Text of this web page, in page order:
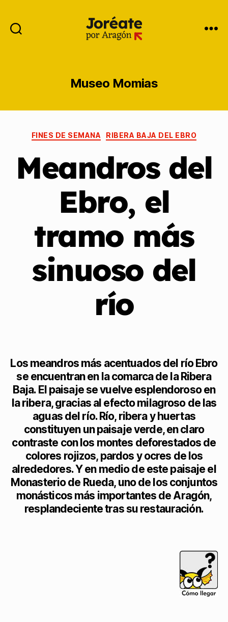
Museo Momias
FINES DE SEMANA RIBERA BAJA DEL EBRO
Meandros del
Ebro, el
tramo más
sinuoso del
río
Los meandros más acentuados del río Ebro
se encuentran en la comarca de la Ribera
Baja. El paisaje se vuelve esplendoroso en
la ribera, gracias al efecto milagroso de las
aguas del río. Río, ribera y huertas
constituyen un paisaje verde, en claro
contraste con los montes deforestados de
colores rojizos, pardos y ocres de los
alrededores. Y en medio de este paisaje el
Monasterio de Rueda, uno de los conjuntos
monásticos más importantes de Aragón,
resplandeciente tras su restauración.